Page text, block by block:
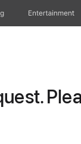
Entertainment